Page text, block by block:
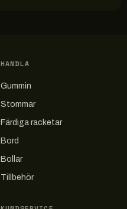
HANDLA
Gummin
Stommar
Färdiga racketar
Bord
Bollar
Tillbehör